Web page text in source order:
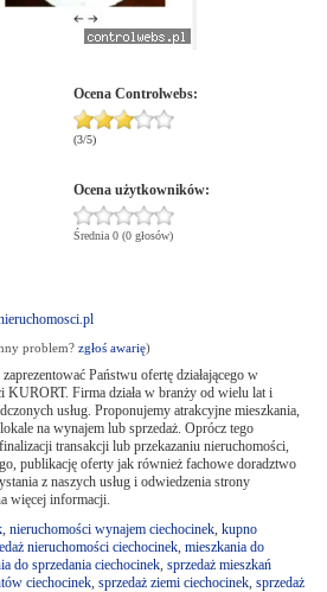
Ocena Controlwebs:
(3/5)
Ocena użytkowników:
Średnia 0 (0 głosów)
problem? zgłoś awarię)
Państwu ofertę działającego w
KURORT. Firma działa w branży od wielu lat i
usług. Proponujemy atrakcyjne mieszkania,
na wynajem lub sprzedaż. Oprócz tego
transakcji lub przekazaniu nieruchomości,
publikację oferty jak również fachowe doradztwo
z naszych usług i odwiedzenia strony
więcej informacji.
, nieruchomości wynajem ciechocinek, kupno
nieruchomości ciechocinek, mieszkania do
do sprzedania ciechocinek, sprzedaż mieszkań
ciechocinek, sprzedaż ziemi ciechocinek, sprzedaż